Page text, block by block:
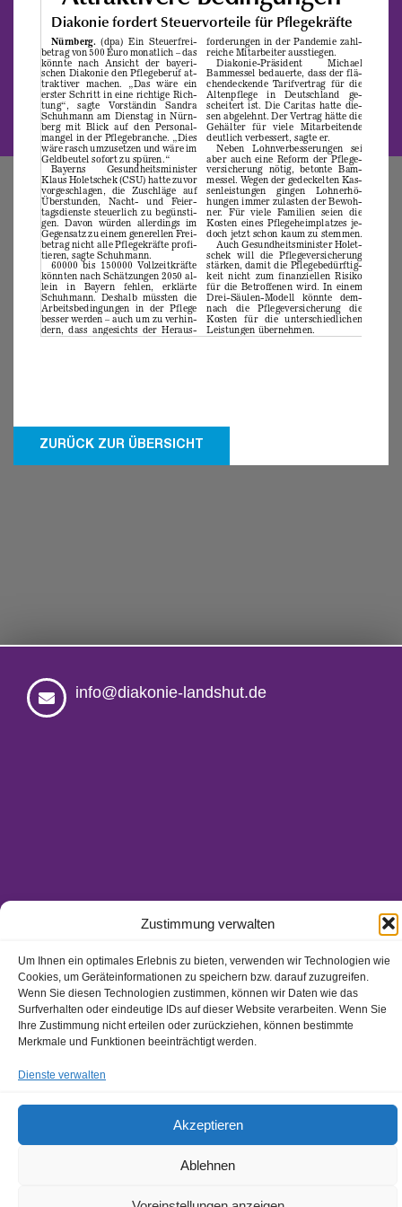
Zustimmung verwalten
Um Ihnen ein optimales Erlebnis zu bieten, verwenden wir Technologien wie
Cookies, um Geräteinformationen zu speichern bzw. darauf zuzugreifen.
Wenn Sie diesen Technologien zustimmen, können wir Daten wie das
Surfverhalten oder eindeutige IDs auf dieser Website verarbeiten. Wenn Sie
Ihre Zustimmung nicht erteilen oder zurückziehen, können bestimmte
Merkmale und Funktionen beeinträchtigt werden.
Dienste verwalten
Akzeptieren
Ablehnen
ZURÜCK ZUR ÜBERSICHT
info@diakonie-landshut.de
Hinweisgeberschutzgesetz
Impressum
Datenschutz
2026 Diakonisches Werk des Evangelisch-